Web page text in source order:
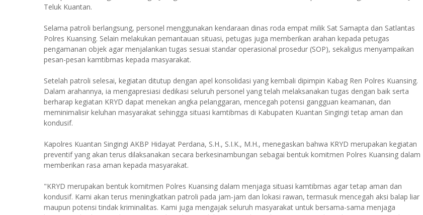
Teluk Kuantan.
Selama patroli berlangsung, personel menggunakan kendaraan dinas roda empat milik Sat Samapta dan Satlantas
Polres Kuansing. Selain melakukan pemantauan situasi, petugas juga memberikan arahan kepada petugas
pengamanan objek agar menjalankan tugas sesuai standar operasional prosedur (SOP), sekaligus menyampaikan
pesan-pesan kamtibmas kepada masyarakat.
Setelah patroli selesai, kegiatan ditutup dengan apel konsolidasi yang kembali dipimpin Kabag Ren Polres Kuansing.
Dalam arahannya, ia mengapresiasi dedikasi seluruh personel yang telah melaksanakan tugas dengan baik serta
berharap kegiatan KRYD dapat menekan angka pelanggaran, mencegah potensi gangguan keamanan, dan
meminimalisir keluhan masyarakat sehingga situasi kamtibmas di Kabupaten Kuantan Singingi tetap aman dan
kondusif.
Kapolres Kuantan Singingi AKBP Hidayat Perdana, S.H., S.I.K., M.H., menegaskan bahwa KRYD merupakan kegiatan
preventif yang akan terus dilaksanakan secara berkesinambungan sebagai bentuk komitmen Polres Kuansing dalam
memberikan rasa aman kepada masyarakat.
"KRYD merupakan bentuk komitmen Polres Kuansing dalam menjaga situasi kamtibmas agar tetap aman dan
kondusif. Kami akan terus meningkatkan patroli pada jam-jam dan lokasi rawan, termasuk mencegah aksi balap liar
maupun potensi tindak kriminalitas. Kami juga mengajak seluruh masyarakat untuk bersama-sama menjaga